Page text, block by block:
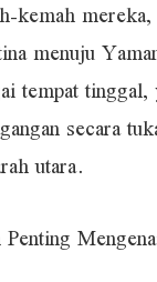
kemah
menuju
tempat
secara
utara.